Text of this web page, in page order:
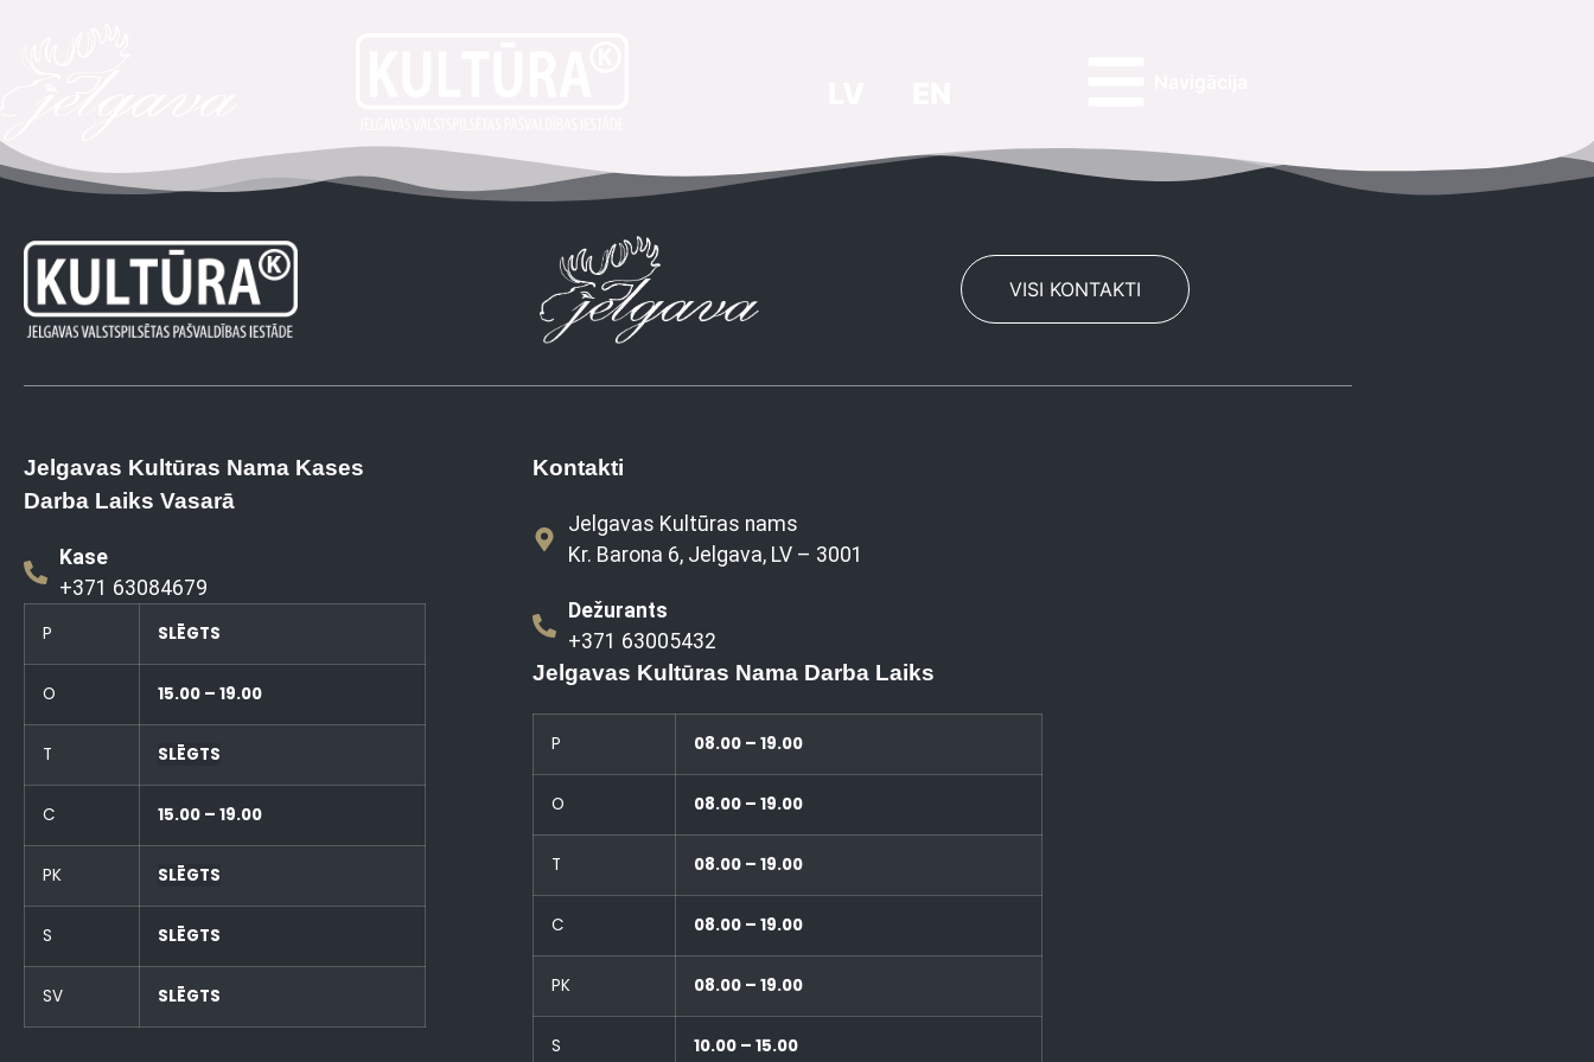
VISI KONTAKTI
Jelgavas Kultūras Nama Kases
Darba Laiks Vasarā
Kase
+371 63084679
P SLĒGTS
O 15.00 – 19.00
T SLĒGTS
C 15.00 – 19.00
PK SLĒGTS
S SLĒGTS
SV SLĒGTS
Kontakti
Jelgavas Kultūras nams
Kr. Barona 6, Jelgava, LV – 3001
Dežurants
+371 63005432
Jelgavas Kultūras Nama Darba Laiks
P 08.00 – 19.00
O 08.00 – 19.00
T 08.00 – 19.00
C 08.00 – 19.00
PK 08.00 – 19.00
S 10.00 – 15.00